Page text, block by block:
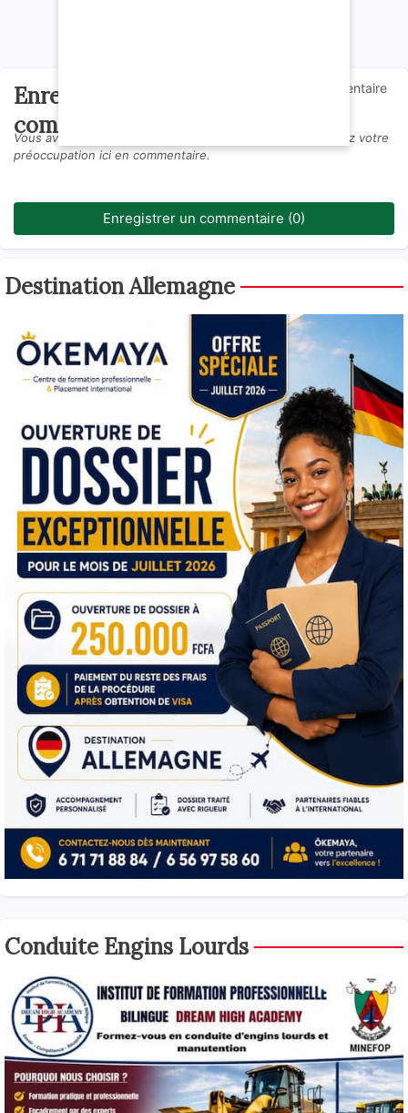
Enregistrer un
commentaire
0Commentaire
Vous avez des questions par rapport à cette offre ? Laissez votre
préoccupation ici en commentaire.
Enregistrer un commentaire (0)
Destination Allemagne
Conduite Engins Lourds